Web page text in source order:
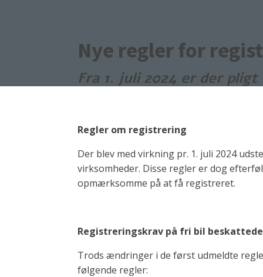
Nye regler for
Fra 1. juli 2024 er der
Regler om registrering
Der blev med virkning pr. 1. juli 2024
virksomheder. Disse regler er dog
opmærksomme på at få registreret.
Registreringskrav på fri bil
Trods ændringer i de først udmeldte
følgende regler: